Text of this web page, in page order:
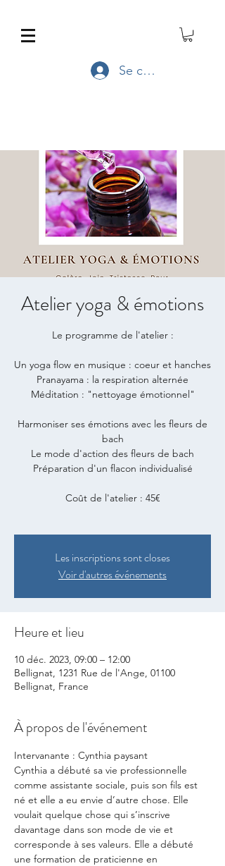
Se connecter
Atelier yoga & émotions
Le programme de l'atelier :
Un yoga flow en musique : coeur et hanches
Pranayama : la respiration alternée
Méditation : "nettoyage émotionnel"
Harmoniser ses émotions avec les fleurs de
bach
Le mode d'action des fleurs de bach
Préparation d'un flacon individualisé
Coût de l'atelier : 45€
Les inscriptions sont closes
Voir d'autres événements
Heure et lieu
10 déc. 2023, 09:00 – 12:00
Bellignat, 1231 Rue de l'Ange, 01100
Bellignat, France
À propos de l'événement
Intervanante : Cynthia paysant
Cynthia a débuté sa vie professionnelle
comme assistante sociale, puis son fils est
né et elle a eu envie d’autre chose. Elle
voulait quelque chose qui s’inscrive
davantage dans son mode de vie et
corresponde à ses valeurs. Elle a débuté
une formation de praticienne en